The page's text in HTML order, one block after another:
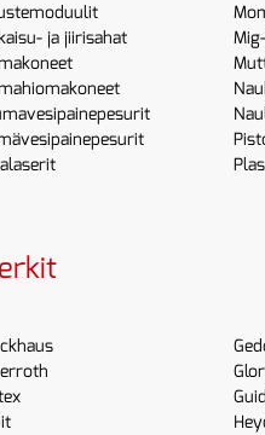
ja jiirisahat